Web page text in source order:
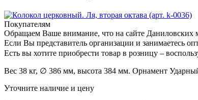
Покупателям
Обращаем Ваше внимание, что на сайте Даниловских
Если Вы представитель организации и занимаетесь
Есть вы хотите приобрести товар в розницу –
Вес 38 кг, ∅ 386 мм, высота 384 мм. Орнамент
Уточните наличие и цену